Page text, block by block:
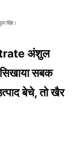
सिंह।
अंशुल
सबक
बेचे, तो खैर